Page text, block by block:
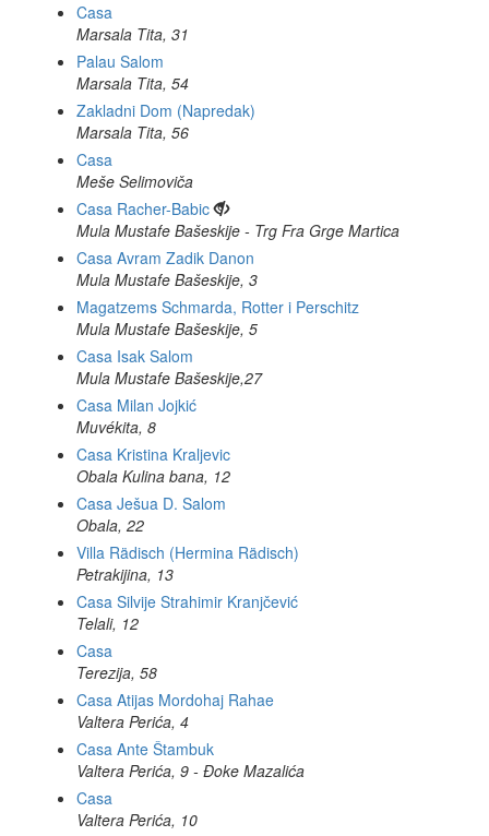
Casa
Marsala Tita, 31
Palau Salom
Marsala Tita, 54
Zakladni Dom (Napredak)
Marsala Tita, 56
Casa
Meše Selimoviča
Casa Racher-Babic
Mula Mustafe Bašeskije - Trg Fra Grge Martica
Casa Avram Zadik Danon
Mula Mustafe Bašeskije, 3
Magatzems Schmarda, Rotter i Perschitz
Mula Mustafe Bašeskije, 5
Casa Isak Salom
Mula Mustafe Bašeskije,27
Casa Milan Jojkić
Muvékita, 8
Casa Kristina Kraljevic
Obala Kulina bana, 12
Casa Ješua D. Salom
Obala, 22
Villa Rädisch (Hermina Rädisch)
Petrakijina, 13
Casa Silvije Strahimir Kranjčević
Telali, 12
Casa
Terezija, 58
Casa Atijas Mordohaj Rahae
Valtera Perića, 4
Casa Ante Štambuk
Valtera Perića, 9 - Đoke Mazalića
Casa
Valtera Perića, 10